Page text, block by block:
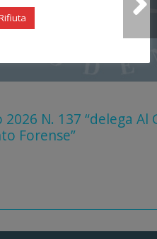
2026 N. 137 “delega
Forense”